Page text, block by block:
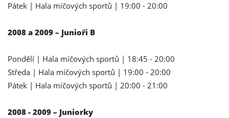
Pátek | Hala míčových sportů | 19:00 - 20:00
2008 a 2009 – Junioři B
Pondělí | Hala míčových sportů | 18:45 - 20:00
Středa | Hala míčových sportů | 19:00 - 20:00
Pátek | Hala míčových sportů | 20:00 - 21:00
2008 - 2009 – Juniorky